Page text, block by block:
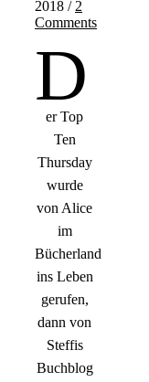
2018 / 2
Comments
D
er Top
Ten
Thursday
wurde
von Alice
im
Bücherland
ins Leben
gerufen,
dann von
Steffis
Buchblog